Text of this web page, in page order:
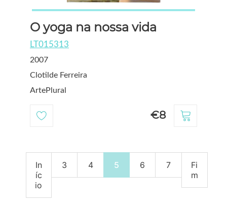
O yoga na nossa vida
LT015313
2007
Clotilde Ferreira
ArtePlural
€8
In
íc
io
3 4 5 6 7
Fi
m